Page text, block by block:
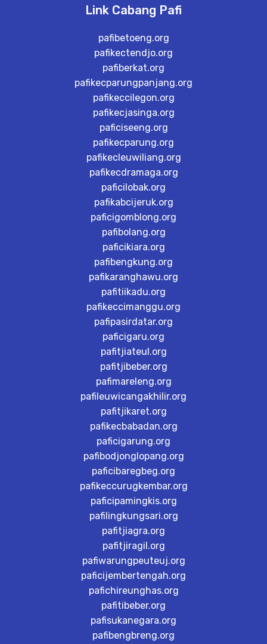
Link Cabang Pafi
pafibetoeng.org
pafikectendjo.org
pafiberkat.org
pafikecparungpanjang.org
pafikeccilegon.org
pafikecjasinga.org
paficiseeng.org
pafikecparung.org
pafikecleuwiliang.org
pafikecdramaga.org
paficilobak.org
pafikabcijeruk.org
paficigomblong.org
pafibolang.org
paficikiara.org
pafibengkung.org
pafikaranghawu.org
pafitiikadu.org
pafikeccimanggu.org
pafipasirdatar.org
paficigaru.org
pafitjiateul.org
pafitjibeber.org
pafimareleng.org
pafileuwicangakhilir.org
pafitjikaret.org
pafikecbabadan.org
paficigarung.org
pafibodjonglopang.org
paficibaregbeg.org
pafikeccurugkembar.org
paficipamingkis.org
pafilingkungsari.org
pafitjiagra.org
pafitjiragil.org
pafiwarungpeuteuj.org
paficijembertengah.org
pafichireunghas.org
pafitibeber.org
pafisukanegara.org
pafibengbreng.org